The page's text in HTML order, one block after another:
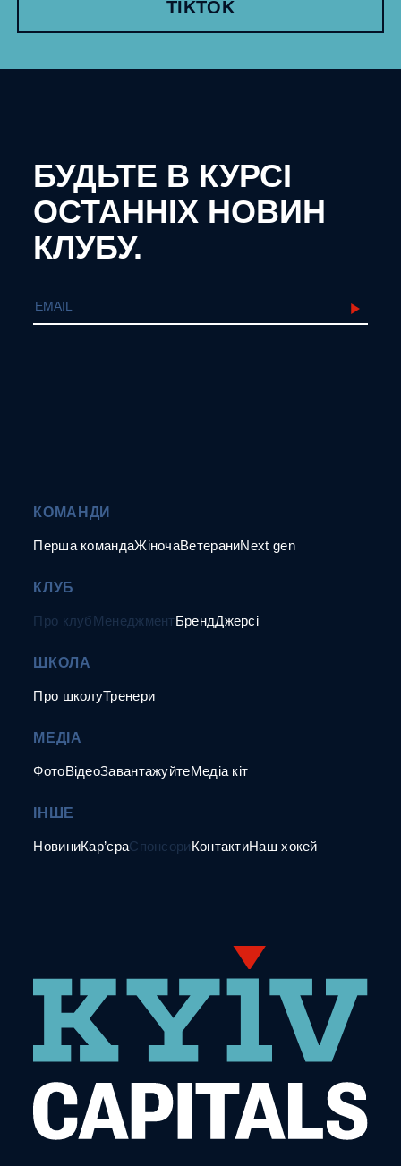
TIKTOK
БУДЬТЕ В КУРСІ
ОСТАННІХ НОВИН
КЛУБУ.
КОМАНДИ
Перша командаЖіночаВетераниNext gen
КЛУБ
Про клубМенеджментБрендДжерсі
ШКОЛА
Про школуТренери
МЕДІА
ФотоВідеоЗавантажуйтеМедіа кіт
ІНШЕ
НовиниКар’єраСпонсориКонтактиНаш хокей